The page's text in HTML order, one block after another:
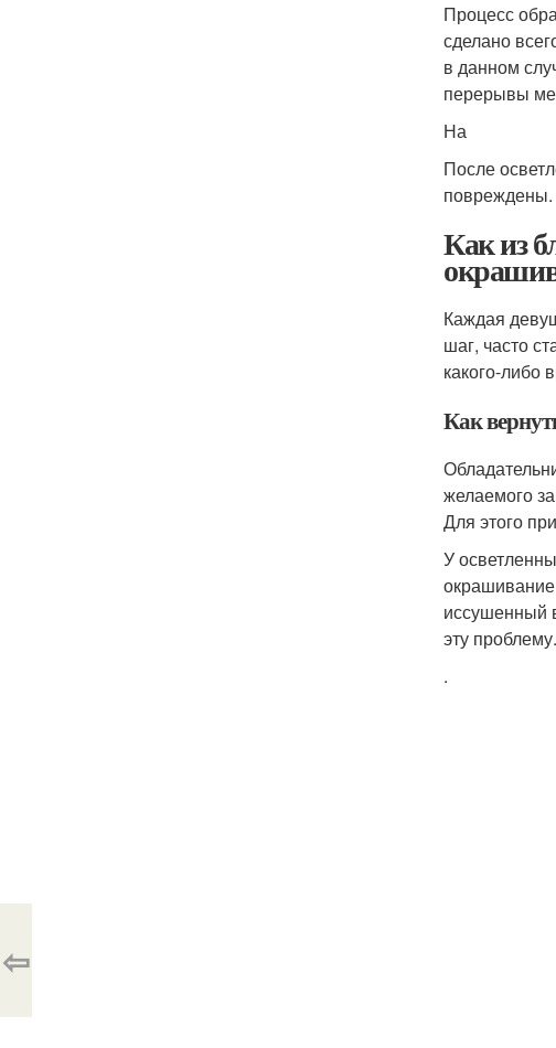
Процесс
сделано
в данном
перерывы
На
После
повреждены.
Как из
Каждая
шаг, часто
какого-либо
Как
желаемого
Для этого
У
окрашивание
иссушенный
эту проблему.
.
⇦